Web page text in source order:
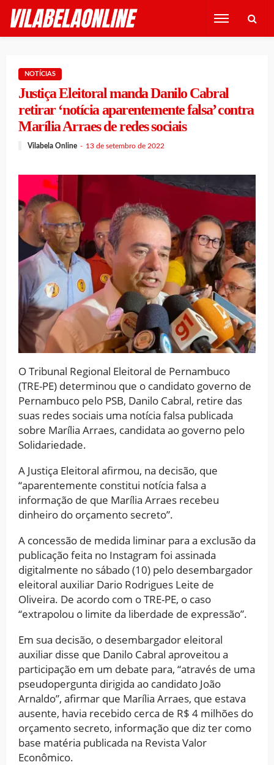
NOTÍCIAS
Justiça Eleitoral manda Danilo Cabral
retirar ‘notícia aparentemente falsa’ contra
Marília Arraes de redes sociais
Vilabela Online 13 de setembro de 2022
O Tribunal Regional Eleitoral de Pernambuco
(TRE-PE) determinou que o candidato governo de
Pernambuco pelo PSB, Danilo Cabral, retire das
suas redes sociais uma notícia falsa publicada
sobre Marília Arraes, candidata ao governo pelo
Solidariedade.
A Justiça Eleitoral afirmou, na decisão, que
“aparentemente constitui notícia falsa a
informação de que Marília Arraes recebeu
dinheiro do orçamento secreto”.
A concessão de medida liminar para a exclusão da
publicação feita no Instagram foi assinada
digitalmente no sábado (10) pelo desembargador
eleitoral auxiliar Dario Rodrigues Leite de
Oliveira. De acordo com o TRE-PE, o caso
“extrapolou o limite da liberdade de expressão”.
Em sua decisão, o desembargador eleitoral
auxiliar disse que Danilo Cabral aproveitou a
participação em um debate para, “através de uma
pseudopergunta dirigida ao candidato João
Arnaldo”, afirmar que Marília Arraes, que estava
ausente, havia recebido cerca de R$ 4 milhões do
orçamento secreto, informação que diz ter como
base matéria publicada na Revista Valor
Econômico.